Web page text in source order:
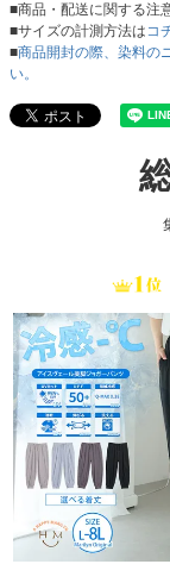
■商品・配送に関する注
■サイズの計測方法はコ
■商品開封の際、染料の
い。